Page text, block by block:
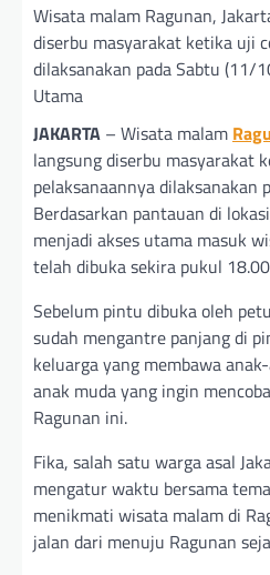
Wisata malam Ragunan,
diserbu masyarakat ketika uji
dilaksanakan pada Sabtu (11/
Utama
JAKARTA – Wisata malam
langsung diserbu masyarakat
pelaksanaannya
Berdasarkan pantauan di
menjadi akses utama masuk
telah dibuka sekira pukul
Sebelum pintu dibuka oleh
sudah mengantre panjang di
keluarga yang membawa
anak muda yang ingin
Ragunan ini.
Fika, salah satu warga asal
mengatur waktu bersama
menikmati wisata malam di
jalan dari menuju Ragunan